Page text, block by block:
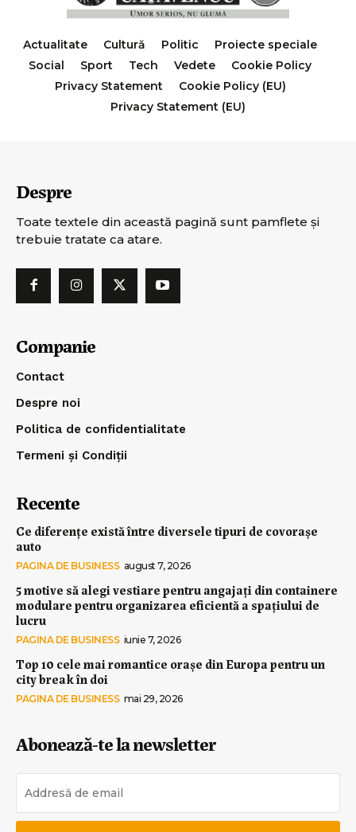
Actualitate Cultură Politic
Proiecte speciale
Social
Sport Tech Vedete
Cookie Policy
Privacy Statement
Cookie Policy (EU)
Privacy Statement (EU)
Despre
Toate textele din această pagină sunt pamflete şi
trebuie tratate ca atare.
Companie
Contact
Despre noi
Politica de confidentialitate
Termeni și Condiții
Recente
Ce diferențe există între diversele tipuri de covorașe
auto
PAGINA DE BUSINESS august 7, 2026
5 motive să alegi vestiare pentru angajați din containere
modulare pentru organizarea eficientă a spațiului de
lucru
PAGINA DE BUSINESS iunie 7, 2026
Top 10 cele mai romantice orașe din Europa pentru un
city break în doi
PAGINA DE BUSINESS mai 29, 2026
Abonează-te la newsletter